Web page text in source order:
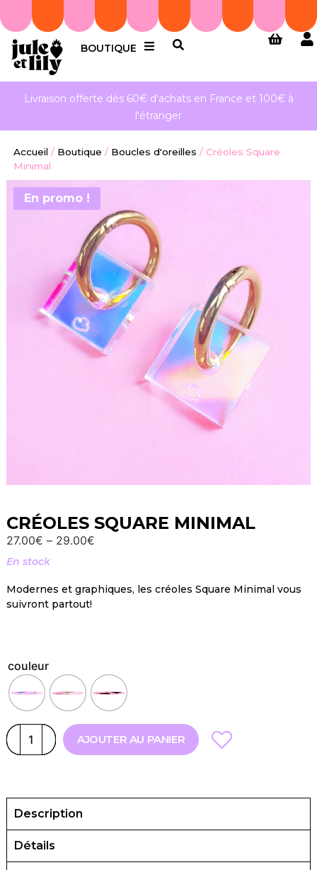
BOUTIQUE
Livraison offerte dès 60€ d'achats en France et 100€ à
l'étranger
Accueil / Boutique / Boucles d'oreilles / Créoles Square
Minimal
En promo !
CRÉOLES SQUARE MINIMAL
27.00€ – 29.00€
En stock
Modernes et graphiques, les créoles Square Minimal vous
suivront partout!
couleur
AJOUTER AU PANIER
Description
Détails